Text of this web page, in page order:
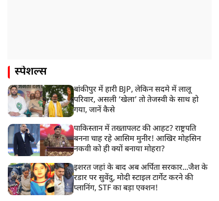
स्पेशल्स
बांकीपुर में हारी BJP, लेकिन सदमे में लालू
परिवार, असली ‘खेला’ तो तेजस्वी के साथ हो
गया, जानें कैसे
पाकिस्तान में तख्तापलट की आहट? राष्ट्रपति
बनना चाह रहे आसिम मुनीर! आखिर मोहसिन
नकवी को ही क्यों बनाया मोहरा?
इशरत जहां के बाद अब अर्पिता सरकार...जैश के
रडार पर सुवेंदु, मोदी स्टाइल टार्गेट करने की
प्लानिंग, STF का बड़ा एक्शन!